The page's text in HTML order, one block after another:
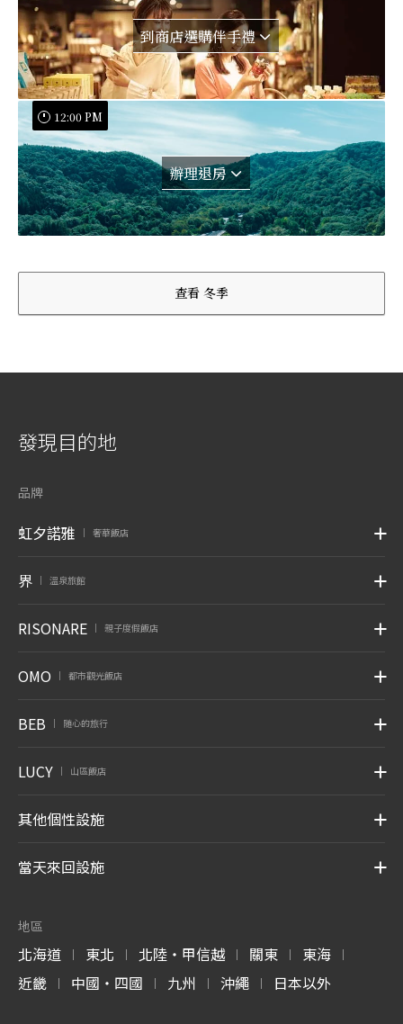
到商店選購伴手禮
辦理退房
12:00 PM
查看 冬季
發現目的地
品牌
虹夕諾雅 奢華飯店
界 溫泉旅館
RISONARE 親子度假飯店
OMO 都市觀光飯店
BEB 随心的旅行
LUCY 山區飯店
其他個性設施
當天來回設施
地區
北海道 | 東北 | 北陸・甲信越 | 關東 | 東海 |
近畿 | 中國・四國 | 九州 | 沖繩 | 日本以外